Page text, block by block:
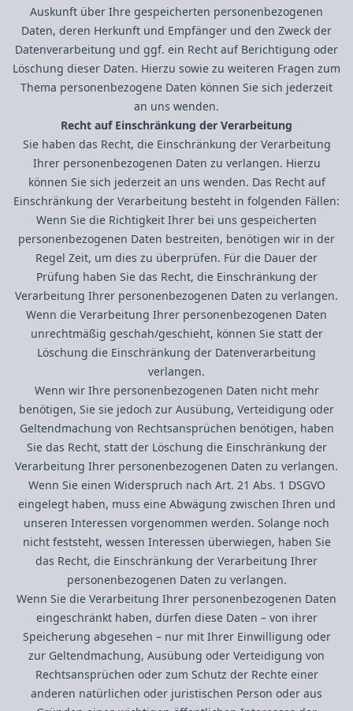
Auskunft über Ihre gespeicherten personenbezogenen
Daten, deren Herkunft und Empfänger und den Zweck der
Datenverarbeitung und ggf. ein Recht auf Berichtigung oder
Löschung dieser Daten. Hierzu sowie zu weiteren Fragen zum
Thema personenbezogene Daten können Sie sich jederzeit
an uns wenden.
Recht auf Einschränkung der Verarbeitung
Sie haben das Recht, die Einschränkung der Verarbeitung
Ihrer personenbezogenen Daten zu verlangen. Hierzu
können Sie sich jederzeit an uns wenden. Das Recht auf
Einschränkung der Verarbeitung besteht in folgenden Fällen:
Wenn Sie die Richtigkeit Ihrer bei uns gespeicherten
personenbezogenen Daten bestreiten, benötigen wir in der
Regel Zeit, um dies zu überprüfen. Für die Dauer der
Prüfung haben Sie das Recht, die Einschränkung der
Verarbeitung Ihrer personenbezogenen Daten zu verlangen.
Wenn die Verarbeitung Ihrer personenbezogenen Daten
unrechtmäßig geschah/geschieht, können Sie statt der
Löschung die Einschränkung der Datenverarbeitung
verlangen.
Wenn wir Ihre personenbezogenen Daten nicht mehr
benötigen, Sie sie jedoch zur Ausübung, Verteidigung oder
Geltendmachung von Rechtsansprüchen benötigen, haben
Sie das Recht, statt der Löschung die Einschränkung der
Verarbeitung Ihrer personenbezogenen Daten zu verlangen.
Wenn Sie einen Widerspruch nach Art. 21 Abs. 1 DSGVO
eingelegt haben, muss eine Abwägung zwischen Ihren und
unseren Interessen vorgenommen werden. Solange noch
nicht feststeht, wessen Interessen überwiegen, haben Sie
das Recht, die Einschränkung der Verarbeitung Ihrer
personenbezogenen Daten zu verlangen.
Wenn Sie die Verarbeitung Ihrer personenbezogenen Daten
eingeschränkt haben, dürfen diese Daten – von ihrer
Speicherung abgesehen – nur mit Ihrer Einwilligung oder
zur Geltendmachung, Ausübung oder Verteidigung von
Rechtsansprüchen oder zum Schutz der Rechte einer
anderen natürlichen oder juristischen Person oder aus